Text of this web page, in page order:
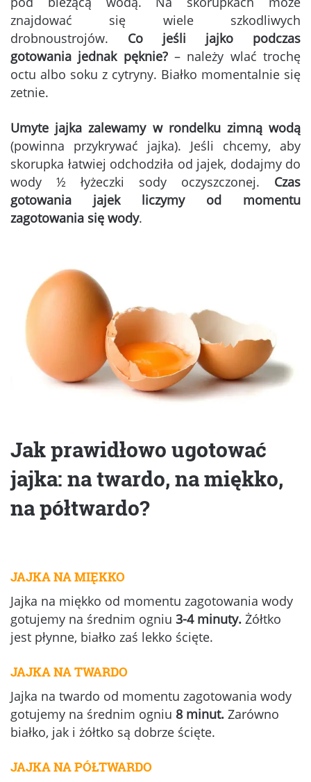
znajdować się wiele szkodliwych
drobnoustrojów. Co jeśli jajko podczas
gotowania jednak pęknie?– należy wlać trochę
octu albo soku z cytryny. Białko momentalnie się
zetnie.
Umyte jajka zalewamy w rondelku zimną wodą
(powinna przykrywać jajka). Jeśli chcemy, aby
skorupka łatwiej odchodziła od jajek, dodajmy do
wody ½ łyżeczki sody oczyszczonej. Czas
gotowania jajek liczymy od momentu
zagotowania się wody.
Jak prawidłowo ugotować
jajka: na twardo, na miękko,
na półtwardo?
JAJKA NA MIĘKKO
Jajka na miękko od momentu zagotowania wody
gotujemy na średnim ogniu 3-4 minuty. Żółtko
jest płynne, białko zaś lekko ścięte.
JAJKA NA TWARDO
Jajka na twardo od momentu zagotowania wody
gotujemy na średnim ogniu 8 minut. Zarówno
białko, jak i żółtko są dobrze ścięte.
JAJKA NA PÓŁTWARDO